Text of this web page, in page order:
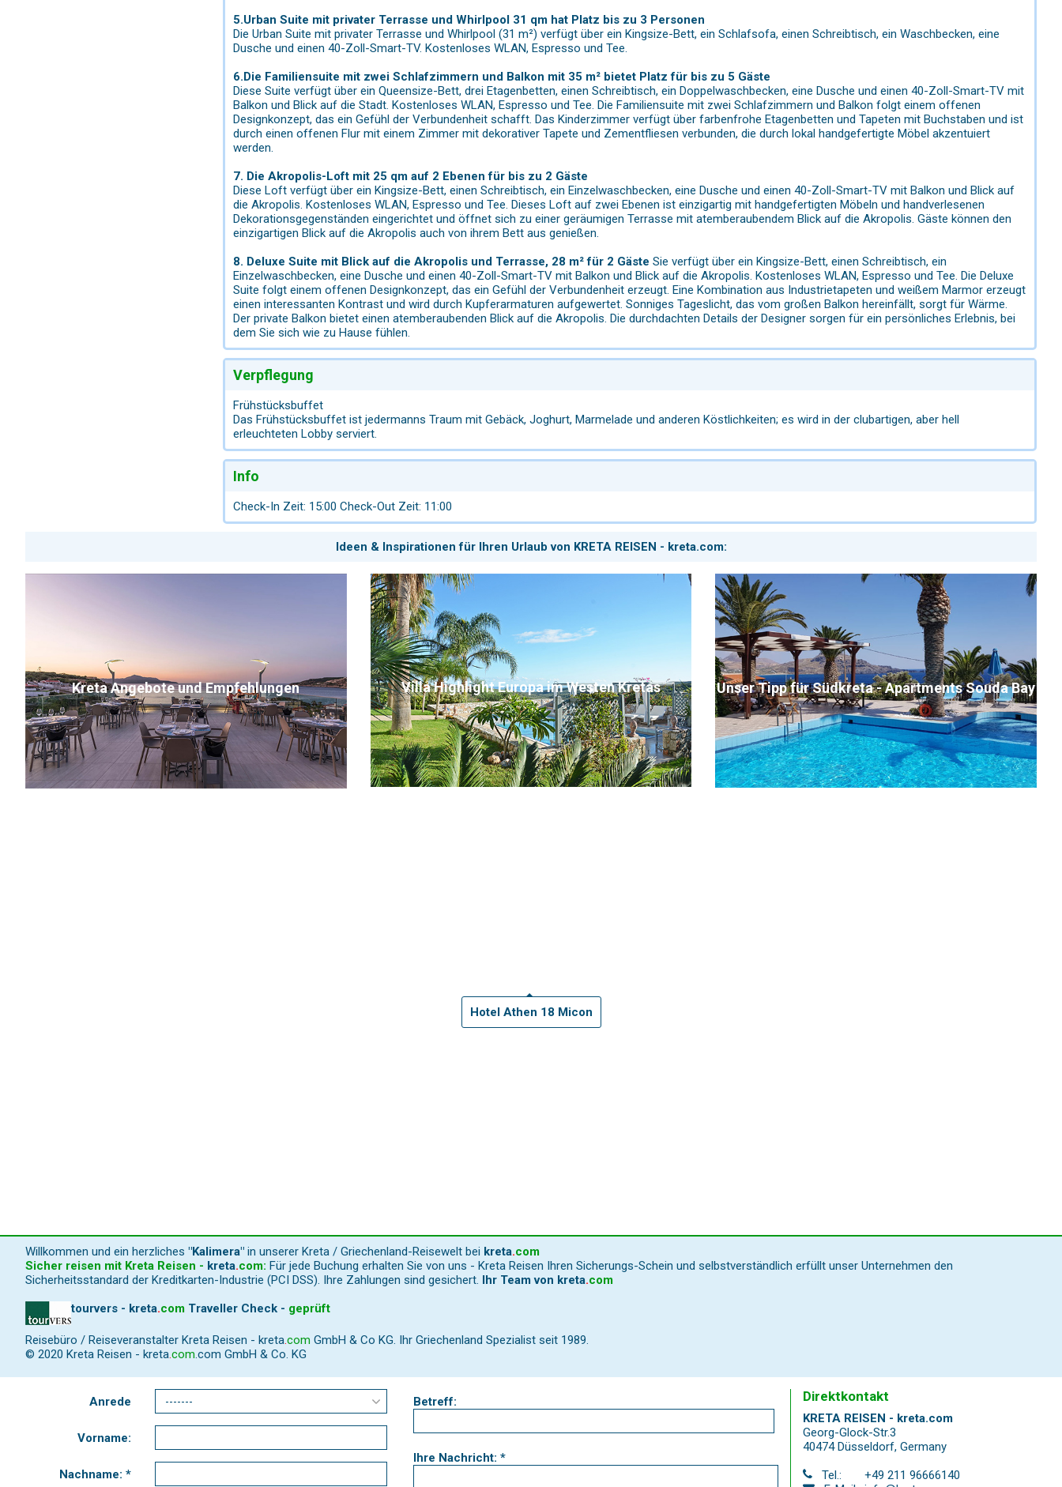
5.Urban Suite mit privater Terrasse und Whirlpool 31 qm hat Platz bis zu 3 Personen
Die Urban Suite mit privater Terrasse und Whirlpool (31 m²) verfügt über ein Kingsize-Bett, ein Schlafsofa, einen Schreibtisch, ein Waschbecken, eine
Dusche und einen 40-Zoll-Smart-TV. Kostenloses WLAN, Espresso und Tee.
6.Die Familiensuite mit zwei Schlafzimmern und Balkon mit 35 m² bietet Platz für bis zu 5 Gäste
Diese Suite verfügt über ein Queensize-Bett, drei Etagenbetten, einen Schreibtisch, ein Doppelwaschbecken, eine Dusche und einen 40-Zoll-Smart-TV mit
Balkon und Blick auf die Stadt. Kostenloses WLAN, Espresso und Tee. Die Familiensuite mit zwei Schlafzimmern und Balkon folgt einem offenen
Designkonzept, das ein Gefühl der Verbundenheit schafft. Das Kinderzimmer verfügt über farbenfrohe Etagenbetten und Tapeten mit Buchstaben und ist
durch einen offenen Flur mit einem Zimmer mit dekorativer Tapete und Zementfliesen verbunden, die durch lokal handgefertigte Möbel akzentuiert
werden.
7. Die Akropolis-Loft mit 25 qm auf 2 Ebenen für bis zu 2 Gäste
Diese Loft verfügt über ein Kingsize-Bett, einen Schreibtisch, ein Einzelwaschbecken, eine Dusche und einen 40-Zoll-Smart-TV mit Balkon und Blick auf
die Akropolis. Kostenloses WLAN, Espresso und Tee. Dieses Loft auf zwei Ebenen ist einzigartig mit handgefertigten Möbeln und handverlesenen
Dekorationsgegenständen eingerichtet und öffnet sich zu einer geräumigen Terrasse mit atemberaubendem Blick auf die Akropolis. Gäste können den
einzigartigen Blick auf die Akropolis auch von ihrem Bett aus genießen.
8. Deluxe Suite mit Blick auf die Akropolis und Terrasse, 28 m² für 2 Gäste Sie verfügt über ein Kingsize-Bett, einen Schreibtisch, ein
Einzelwaschbecken, eine Dusche und einen 40-Zoll-Smart-TV mit Balkon und Blick auf die Akropolis. Kostenloses WLAN, Espresso und Tee. Die Deluxe
Suite folgt einem offenen Designkonzept, das ein Gefühl der Verbundenheit erzeugt. Eine Kombination aus Industrietapeten und weißem Marmor erzeugt
einen interessanten Kontrast und wird durch Kupferarmaturen aufgewertet. Sonniges Tageslicht, das vom großen Balkon hereinfällt, sorgt für Wärme.
Der private Balkon bietet einen atemberaubenden Blick auf die Akropolis. Die durchdachten Details der Designer sorgen für ein persönliches Erlebnis, bei
dem Sie sich wie zu Hause fühlen.
Verpflegung
Frühstücksbuffet
Das Frühstücksbuffet ist jedermanns Traum mit Gebäck, Joghurt, Marmelade und anderen Köstlichkeiten; es wird in der clubartigen, aber hell
erleuchteten Lobby serviert.
Info
Check-In Zeit: 15:00 Check-Out Zeit: 11:00
Ideen & Inspirationen für Ihren Urlaub von KRETA REISEN - kreta.com:
Kreta Angebote und Empfehlungen Villa Highlight Europa im Westen Kretas Unser Tipp für Südkreta - Apartments Souda Bay
Hotel Athen 18 Micon
Willkommen und ein herzliches "Kalimera" in unserer Kreta / Griechenland-Reisewelt bei kreta.com
Sicher reisen mit Kreta Reisen - kreta.com: Für jede Buchung erhalten Sie von uns - Kreta Reisen Ihren Sicherungs-Schein und selbstverständlich erfüllt unser Unternehmen den
Sicherheitsstandard der Kreditkarten-Industrie (PCI DSS). Ihre Zahlungen sind gesichert. Ihr Team von kreta.com
tourvers - kreta.com Traveller Check - geprüft
Reisebüro / Reiseveranstalter Kreta Reisen - kreta.com GmbH & Co KG. Ihr Griechenland Spezialist seit 1989.
© 2020 Kreta Reisen - kreta.com.com GmbH & Co. KG
Anrede
Vorname:
Nachname: *
Betreff:
Ihre Nachricht: *
Direktkontakt
KRETA REISEN - kreta.com
Georg-Glock-Str.3
40474 Düsseldorf, Germany
Tel.:
+49 211 96666140